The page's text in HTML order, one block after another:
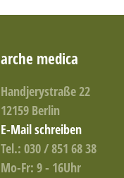
arche medica
Handjerystraße 22
12159 Berlin
E-Mail schreiben
Tel.: 030 / 851 68 38
Mo-Fr: 9 - 16Uhr